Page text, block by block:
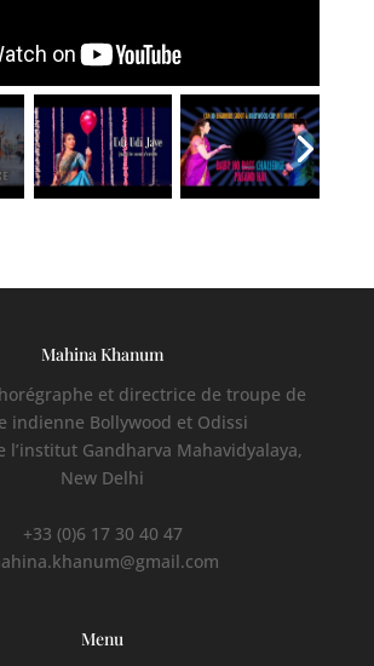
Mahina Khanum
et directrice de troupe de
indienne Bollywood et Odissi
l’institut Gandharva Mahavidyalaya,
New Delhi
+33 (0)6 17 30 40 47
Menu